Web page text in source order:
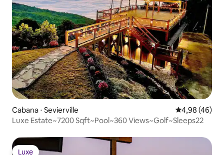
Cabana ⋅ Sevierville 4,98 de uma
4,98 (46)
Luxe Estate~7200 Sqft~Pool~360 Views~Golf~Sleeps22
Luxe